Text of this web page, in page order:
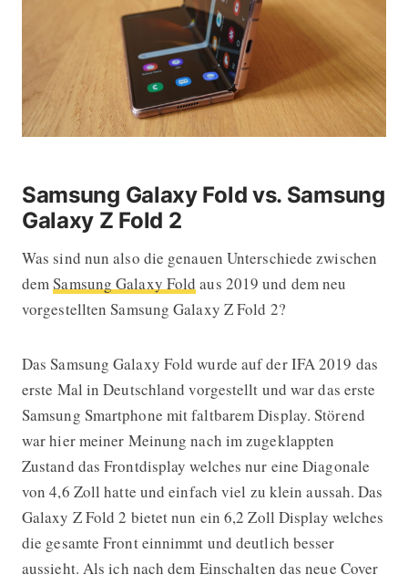
Samsung Galaxy Fold vs. Samsung
Galaxy Z Fold 2
Was sind nun also die genauen Unterschiede zwischen
demSamsung Galaxy Fold aus 2019 und dem neu
vorgestellten Samsung Galaxy Z Fold 2?
Das Samsung Galaxy Fold wurde auf der IFA 2019 das
erste Mal in Deutschland vorgestellt und war das erste
Samsung Smartphone mit faltbarem Display. Störend
war hier meiner Meinung nach im zugeklappten
Zustand das Frontdisplay welches nur eine Diagonale
von 4,6 Zoll hatte und einfach viel zu klein aussah. Das
Galaxy Z Fold 2 bietet nun ein 6,2 Zoll Display welches
die gesamte Front einnimmt und deutlich besser
aussieht. Als ich nach dem Einschalten das neue Cover